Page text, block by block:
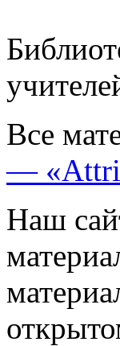
Все
—
Наш